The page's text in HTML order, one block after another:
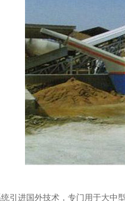
进国外技术，专门用于大中型